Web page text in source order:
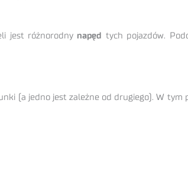
jest różnorodny napęd
tych pojazdów.
(a jedno jest zależne od drugiego). W tym